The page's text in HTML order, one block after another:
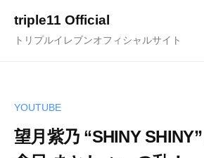
triple11 Official
トリプルイレブンオフィシャルサイト
YOUTUBE
望月紫乃 “SHINY